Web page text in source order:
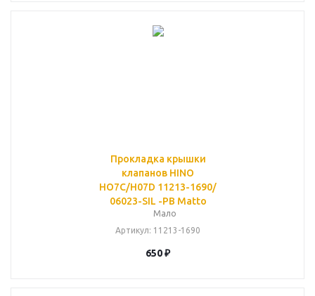
Прокладка крышки
клапанов HINO
HO7C/H07D 11213-1690/
06023-SIL -PB Matto
Мало
Артикул: 11213-1690
650₽